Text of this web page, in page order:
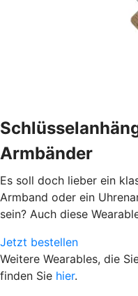
Armbänder
Es soll doch lieber ein
Armband oder ein
sein? Auch diese
Jetzt bestellen
Weitere Wearables, die
finden Sie hier.